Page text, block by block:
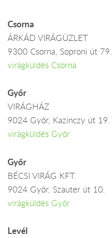
Csorna
ÁRKÁD VIRÁGÜZLET
9300 Csorna, Soproni út 79.
virágküldés Csorna
Győr
VIRÁGHÁZ
9024 Győr, Kazinczy út 19.
virágküldés Győr
Győr
BÉCSI VIRÁG KFT.
9024 Győr, Szauter út 10.
virágküldés Győr
Levél